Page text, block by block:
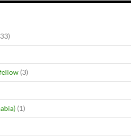
(3)
(1)